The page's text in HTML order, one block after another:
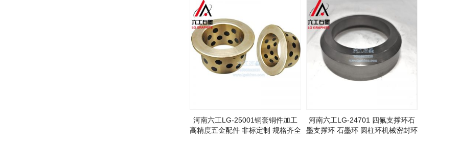
河南六工LG-25001铜套铜件加工
高精度五金配件 非标定制 规格齐全
河南六工LG-24701 四氟支撑环石
墨支撑环 石墨环 圆柱环机械密封环